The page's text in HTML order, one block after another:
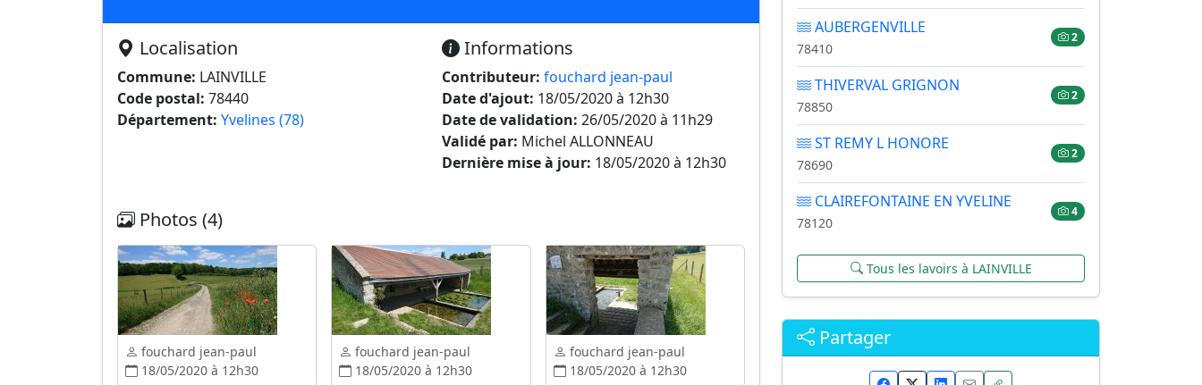
Localisation
Commune: LAINVILLE
Code postal: 78440
Département: Yvelines (78)
Informations
Contributeur: fouchard jean-paul
Date d'ajout: 18/05/2020 à 12h30
Date de validation: 26/05/2020 à 11h29
Validé par: Michel ALLONNEAU
Dernière mise à jour: 18/05/2020 à 12h30
Photos (4)
fouchard jean-paul
18/05/2020 à 12h30
fouchard jean-paul
18/05/2020 à 12h30
fouchard jean-paul
18/05/2020 à 12h30
AUBERGENVILLE
78410
2
THIVERVAL GRIGNON
78850
2
ST REMY L HONORE
78690
2
CLAIREFONTAINE EN YVELINE
78120
4
Tous les lavoirs à LAINVILLE
Partager